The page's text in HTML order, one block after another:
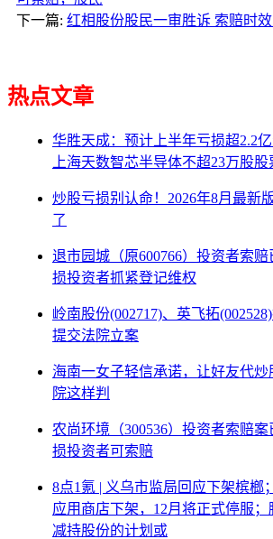
下一篇: 红相股份股民一审胜诉 索赔时
热点文章
华胜天成：预计上半年亏损超2.2
上海天数智芯半导体不超23万股股
炒股亏损别认命！2026年8月最新
了
退市园城（原600766）投资者索
损投资者抓紧登记维权
岭南股份(002717)、英飞拓
提交法院立案
海南一女子轻信承诺，让好友代
院这样判
农尚环境（300536）投资者索赔
损投资者可索赔
8点1氪 | 义乌市监局回应下架槟榔
应用商店下架，12月将正式停服
减持股份的计划或